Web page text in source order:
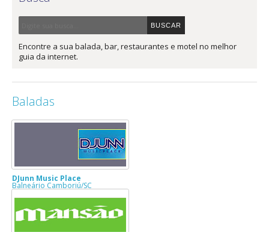
Encontre a sua balada, bar, restaurantes e motel no melhor
guia da internet.
Baladas
DJunn Music Place
Balneário Camboriú/SC